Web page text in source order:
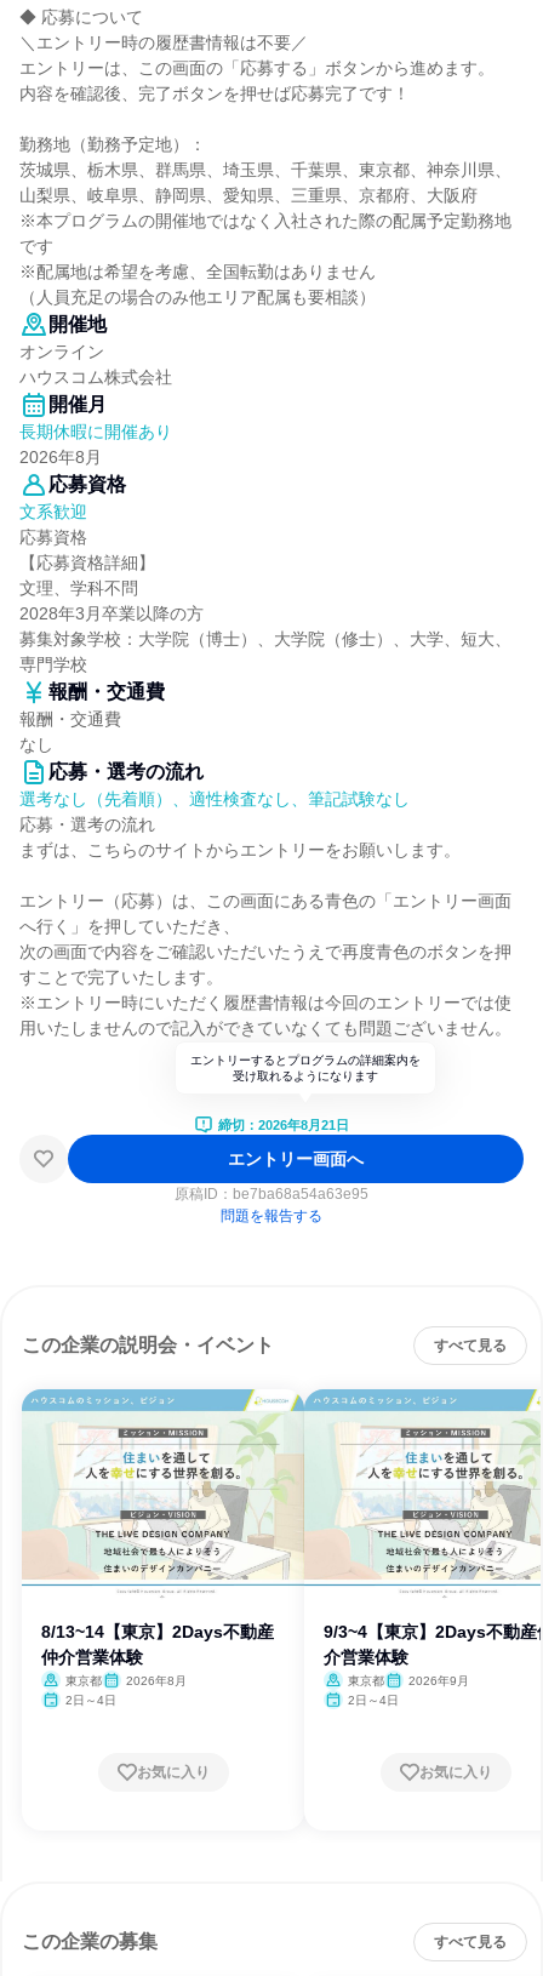
◆ 応募について
＼エントリー時の履歴書情報は不要／
エントリーは、この画面の「応募する」ボタンから進めます。
内容を確認後、完了ボタンを押せば応募完了です！
勤務地（勤務予定地）：
茨城県、栃木県、群馬県、埼玉県、千葉県、東京都、神奈川県、
山梨県、岐阜県、静岡県、愛知県、三重県、京都府、大阪府
※本プログラムの開催地ではなく入社された際の配属予定勤務地
です
※配属地は希望を考慮、全国転勤はありません
（人員充足の場合のみ他エリア配属も要相談）
開催地
オンライン
ハウスコム株式会社
開催月
長期休暇に開催あり
2026年8月
応募資格
文系歓迎
応募資格
【応募資格詳細】
文理、学科不問
2028年3月卒業以降の方
募集対象学校：大学院（博士）、大学院（修士）、大学、短大、
専門学校
報酬・交通費
報酬・交通費
なし
応募・選考の流れ
選考なし（先着順）、適性検査なし、筆記試験なし
応募・選考の流れ
まずは、こちらのサイトからエントリーをお願いします。
エントリー（応募）は、この画面にある青色の「エントリー画面
へ行く」を押していただき、
次の画面で内容をご確認いただいたうえで再度青色のボタンを押
すことで完了いたします。
※エントリー時にいただく履歴書情報は今回のエントリーでは使
用いたしませんので記入ができていなくても問題ございません。
エントリーするとプログラムの詳細案内を
受け取れるようになります
締切：2026年8月21日
エントリー画面へ
原稿ID： be7ba68a54a63e95
問題を報告する
この企業の説明会・イベント すべて見る
8/13~14【東京】2Days不動産
仲介営業体験
東京都
2026年8月
2日～4日
お気に入り
9/3~4【東京】2Days不動産
介営業体験
東京都
2026年9月
2日～4日
お気に入り
この企業の募集 すべて見る